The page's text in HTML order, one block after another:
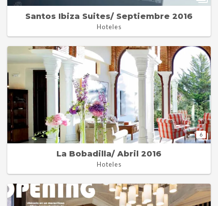
Santos Ibiza Suites/ Septiembre 2016
Hoteles
6
La Bobadilla/ Abril 2016
Hoteles